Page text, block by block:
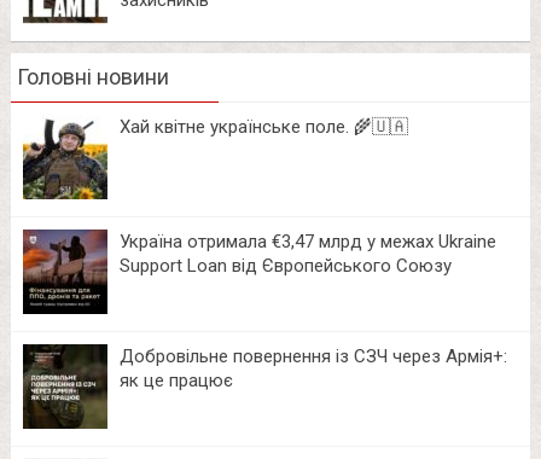
Головні новини
Хай квітне українське поле. 🌾🇺🇦
Україна отримала €3,47 млрд у межах Ukraine
Support Loan від Європейського Союзу
Добровільне повернення із СЗЧ через Армія+:
як це працює